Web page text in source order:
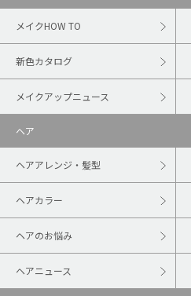
メイクHOW TO
新色カタログ
メイクアップニュース
ヘア
ヘアアレンジ・髪型
ヘアカラー
ヘアのお悩み
ヘアニュース